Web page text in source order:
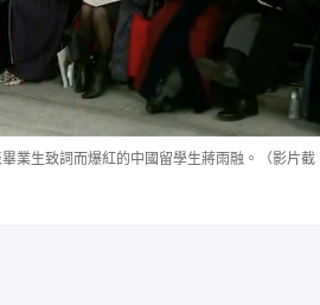
業生致詞而爆紅的中國留學生蔣雨融。（影片截